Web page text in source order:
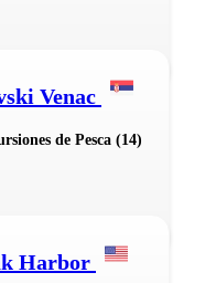
Venac
de Pesca (14)
Harbor